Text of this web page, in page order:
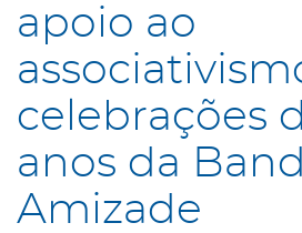
apoio ao
celebrações
anos da
Amizade